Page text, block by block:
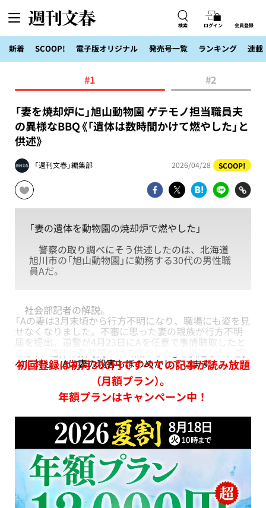
検索 ログイン 会員登録
新着 SCOOP! 電子版オリジナル 発売号一覧 ランキング 連載
#1 #2
「妻を焼却炉に」旭山動物園 ゲテモノ担当職員夫
の異様なBBQ《「遺体は数時間かけて燃やした」と
供述》
「週刊文春」編集部 2026/04/28 SCOOP!
「妻の遺体を動物園の焼却炉で燃やした」
警察の取り調べにそう供述したのは、北海道
旭川市の「旭山動物園」に勤務する30代の男性職
員Aだ。
社会部記者の解説。
「Aの妻は3月末頃から行方不明になり、職場にも姿を見
せなくなりました。不審に思った妻の親族が行方不明
届を提出。道警が4月23日にAを任意で事情聴取したと
べに対し、Aは妻の殺害もほのめかしています」
初回登録は初月300円ですべての記事が読み放題
（月額プラン）。
年額プランはキャンペーン中！